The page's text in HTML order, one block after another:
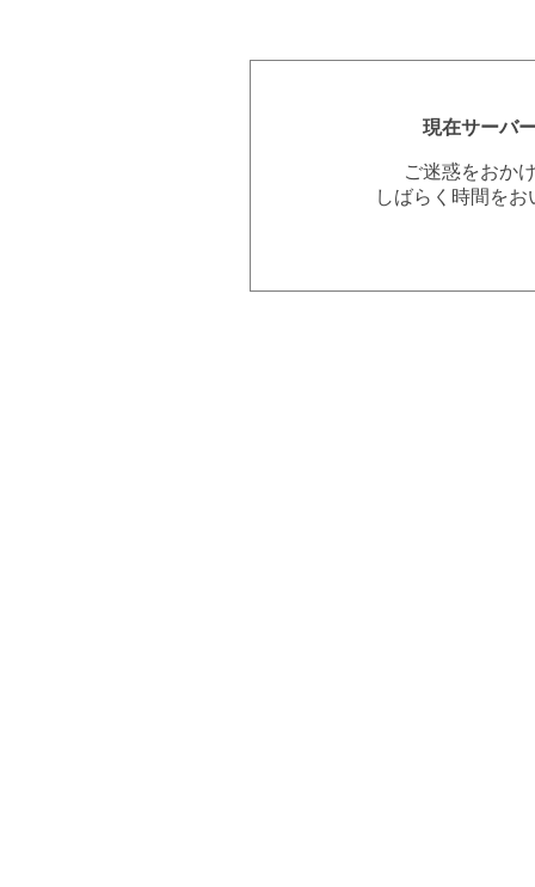
現在サーバ
ご迷惑をおか
しばらく時間を